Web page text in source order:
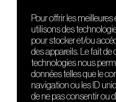
DÉCOUVRIR
Le lieu
Contact
Presse
Cours de DJing
TMLAB
Pour offrir les
utilisons des
pour stocker et/ou
des appareils. Le fait de
technologies nous
données telles que le
navigation ou les ID
de ne pas consentir ou